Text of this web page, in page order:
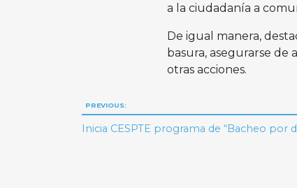
a la ciudadanía a
De igual manera,
basura, asegurarse de
otras acciones.
Navegación
de
PREVIOUS:
Inicia CESPTE programa de “Bacheo por